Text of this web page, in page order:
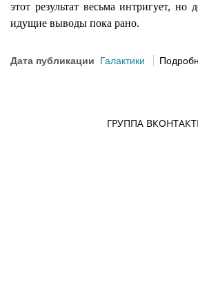
этот результат весьма интригует, но
идущие выводы пока рано.
Дата публикации Галактики
ГРУППА